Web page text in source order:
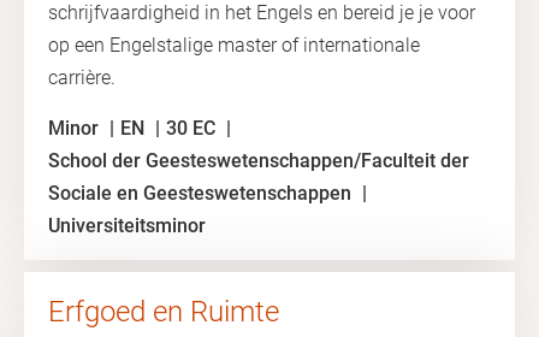
schrijfvaardigheid in het Engels en bereid je je voor
op een Engelstalige master of internationale
carrière.
Minor EN
30 EC
School der Geesteswetenschappen/Faculteit der
Sociale en Geesteswetenschappen
Universiteitsminor
Erfgoed en Ruimte